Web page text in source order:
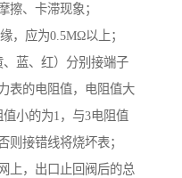
擦、卡滞现象；
，应为0.5MΩ以上；
蓝、红）分别接端子
表的电阻值，电阻值大
小的为1，与3电阻值
则接错线将烧坏表；
上，出口止回阀后的总